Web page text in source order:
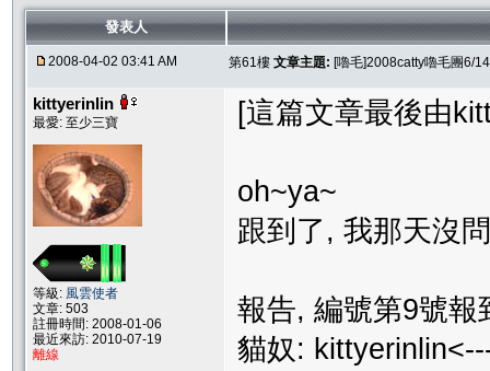
發表人
2008-04-02 03:41 AM 第61樓 文章主題: [嚕毛]2008catty嚕毛團6/
kittyerinlin
最愛: 至少三寶
等級: 風雲使者
文章: 503
註冊時間: 2008-01-06
最近來訪: 2010-07-19
離線
[這篇文章最後由
oh~ya~
跟到了, 我那天沒
報告, 編號第9號報
貓奴: